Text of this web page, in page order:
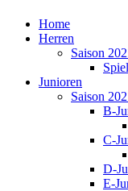
Home
Herren
Saison
Junioren
Saison
B-
C-
D-
E-